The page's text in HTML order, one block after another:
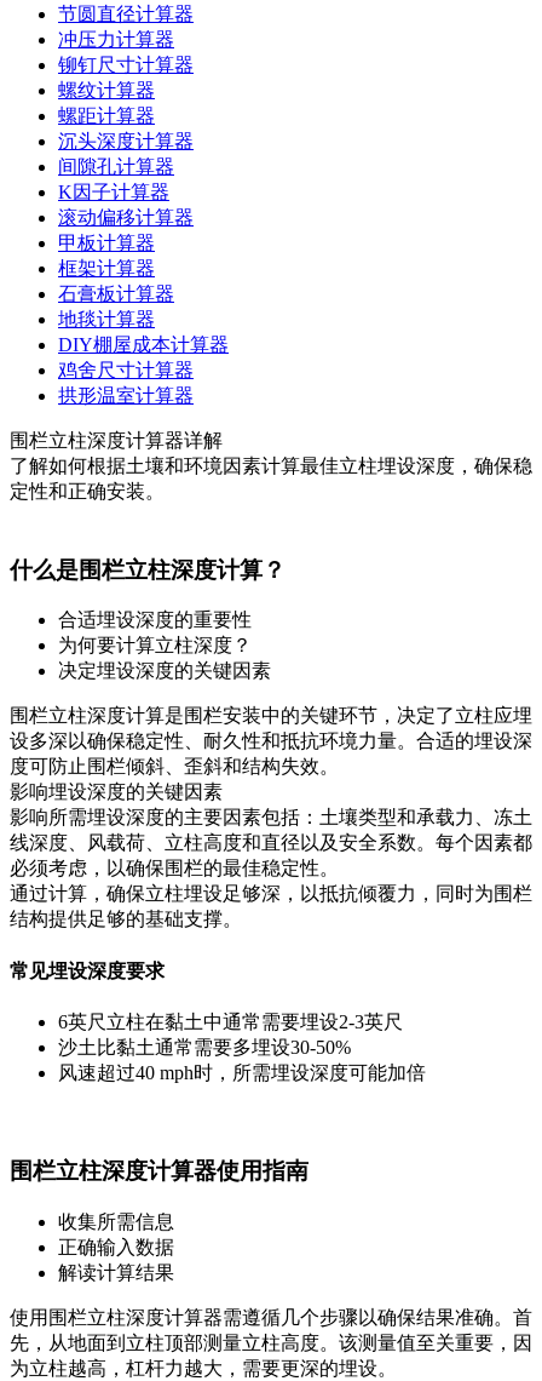
节圆直径计算器
冲压力计算器
铆钉尺寸计算器
螺纹计算器
螺距计算器
沉头深度计算器
间隙孔计算器
K因子计算器
滚动偏移计算器
甲板计算器
框架计算器
石膏板计算器
地毯计算器
DIY棚屋成本计算器
鸡舍尺寸计算器
拱形温室计算器
围栏立柱深度计算器详解
了解如何根据土壤和环境因素计算最佳立柱埋设深度，确保稳
定性和正确安装。
什么是围栏立柱深度计算？
合适埋设深度的重要性
为何要计算立柱深度？
决定埋设深度的关键因素
围栏立柱深度计算是围栏安装中的关键环节，决定了立柱应埋
设多深以确保稳定性、耐久性和抵抗环境力量。合适的埋设深
度可防止围栏倾斜、歪斜和结构失效。
影响埋设深度的关键因素
影响所需埋设深度的主要因素包括：土壤类型和承载力、冻土
线深度、风载荷、立柱高度和直径以及安全系数。每个因素都
必须考虑，以确保围栏的最佳稳定性。
通过计算，确保立柱埋设足够深，以抵抗倾覆力，同时为围栏
结构提供足够的基础支撑。
常见埋设深度要求
6英尺立柱在黏土中通常需要埋设2-3英尺
沙土比黏土通常需要多埋设30-50%
风速超过40 mph时，所需埋设深度可能加倍
围栏立柱深度计算器使用指南
收集所需信息
正确输入数据
解读计算结果
使用围栏立柱深度计算器需遵循几个步骤以确保结果准确。首
先，从地面到立柱顶部测量立柱高度。该测量值至关重要，因
为立柱越高，杠杆力越大，需要更深的埋设。